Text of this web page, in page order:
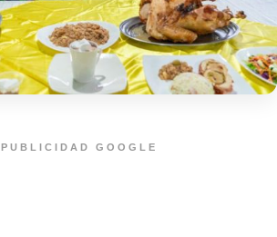
PUBLICIDAD GOOGLE